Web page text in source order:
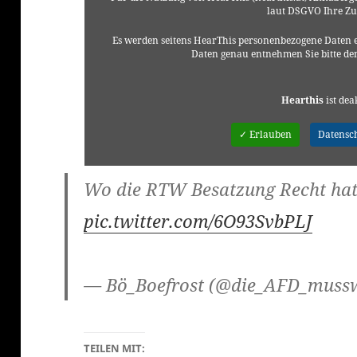
laut DSGVO Ihre
Es werden seitens HearThis personenbezogene
Daten genau entnehmen Sie bitte
Hearthisist
✓ Erlauben
Wo die RTW Besatzung Recht
pic.twitter.com/6O93SvbPLJ
— Bö_Boefrost
TEILEN MIT: